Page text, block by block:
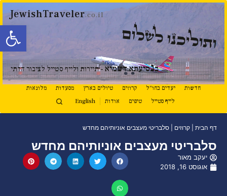
פתח
JewishTraveler.co.il
ותוליכנו לשלום
בנסיעתא דשמיא - תיירות ולייף סטייל לציבור הדתי
חדשות יעדים בחו"ל קרוזים טיולים בארץ מסעדות
מלונאות
לייף סטייל
טיפים אודות English
דף הבית קרוזים סלבריטי מעצבים אוניותיהם מחדש
סלבריטי מעצבים אוניותיהם מחדש
יעקב מאור
אוגוסט 16, 2018